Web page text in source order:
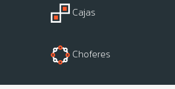
Cajas
Choferes